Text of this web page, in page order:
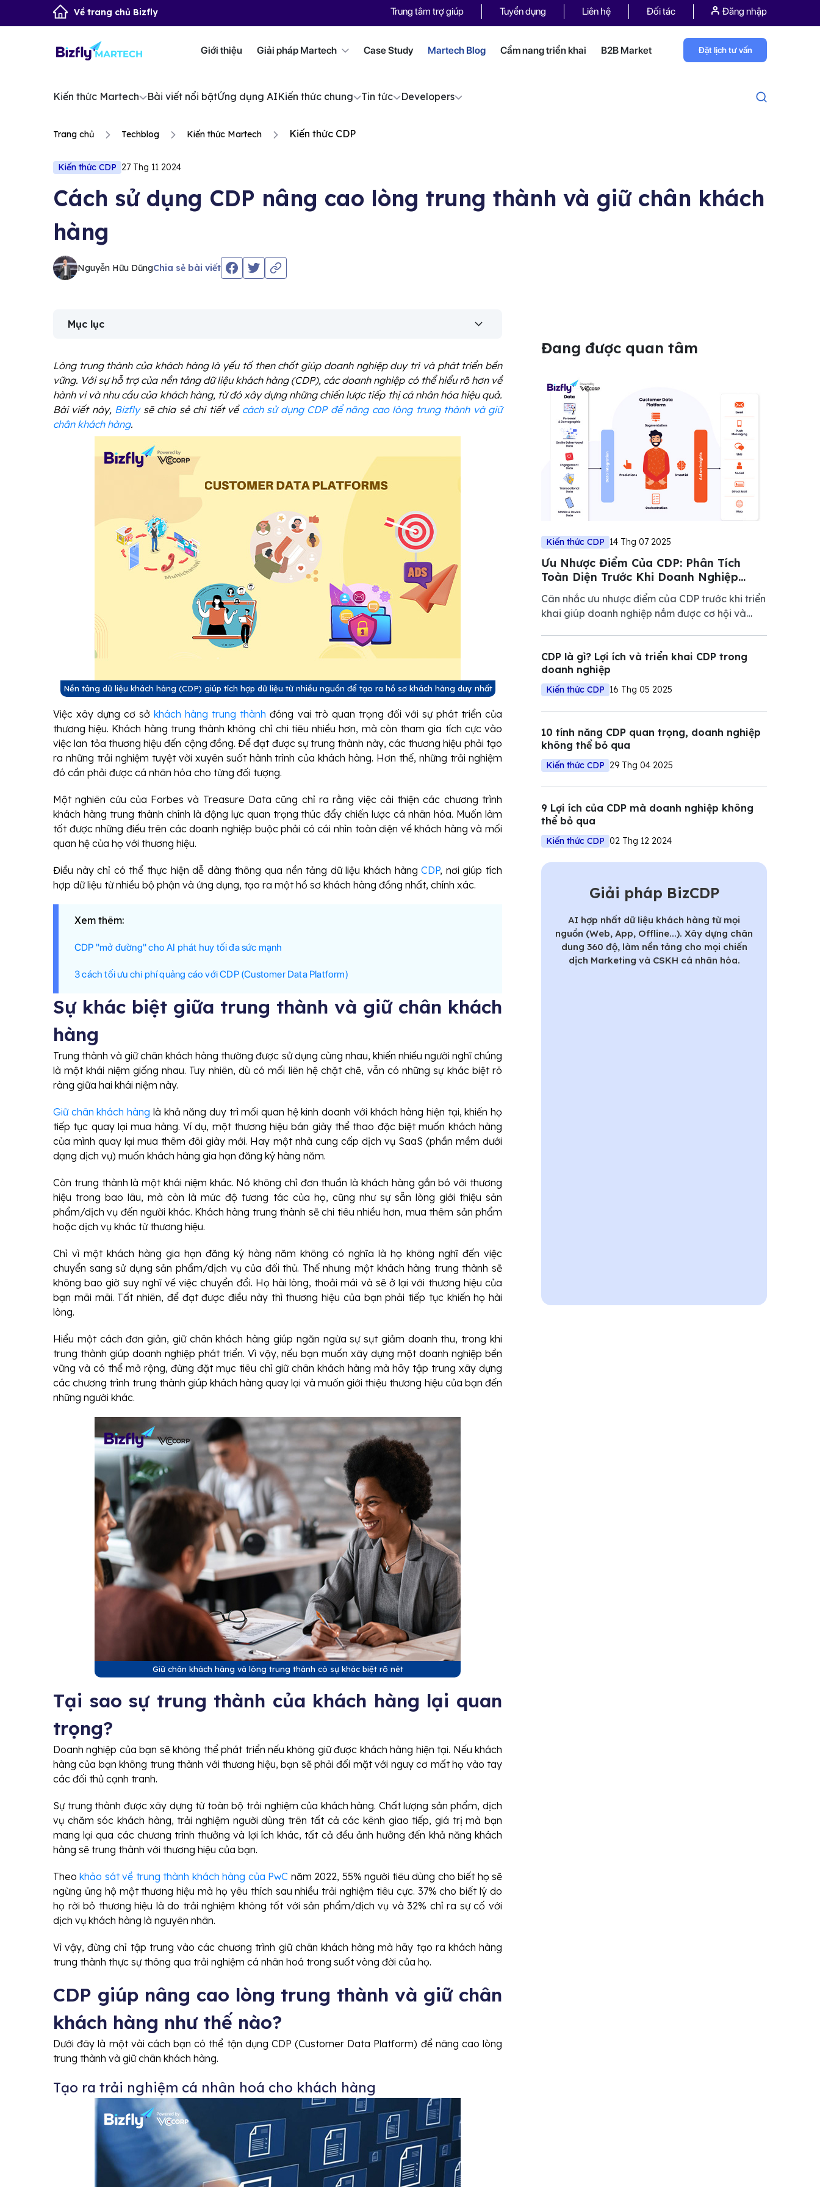
Về trang chủ Bizfly Trung tâm trợ giúp Tuyển dụng Liên hệ Đối tác Đăng nhập
Giới thiệu Giải pháp Martech Case Study Martech Blog Cẩm nang triển khai B2B Market Đặt lịch tư vấn
Kiến thức Martech Bài viết nổi bậtỨng dụng AIKiến thức chung Tin tức Developers
Trang chủ Techblog Kiến thức Martech Kiến thức CDP
Kiến thức CDP 27 Thg 11 2024
Cách sử dụng CDP nâng cao lòng trung thành và giữ chân khách
hàng
Nguyễn Hữu DũngChia sẻ bài viết
Mục lục
Lòng trung thành của khách hàng là yếu tố then chốt giúp doanh nghiệp duy trì và phát triển bền
vững. Với sự hỗ trợ của nền tảng dữ liệu khách hàng (CDP), các doanh nghiệp có thể hiểu rõ hơn về
hành vi và nhu cầu của khách hàng, từ đó xây dựng những chiến lược tiếp thị cá nhân hóa hiệu quả.
Bài viết này, Bizflysẽ chia sẻ chi tiết về cách sử dụng CDP để nâng cao lòng trung thành và giữ
chân khách hàng.
Nền tảng dữ liệu khách hàng (CDP) giúp tích hợp dữ liệu từ nhiều nguồn để tạo ra hồ sơ khách hàng duy nhất
Việc xây dựng cơ sởkhách hàng trung thành đóng vai trò quan trọng đối với sự phát triển của
thương hiệu. Khách hàng trung thành không chỉ chi tiêu nhiều hơn, mà còn tham gia tích cực vào
việc lan tỏa thương hiệu đến cộng đồng. Để đạt được sự trung thành này, các thương hiệu phải tạo
ra những trải nghiệm tuyệt vời xuyên suốt hành trình của khách hàng. Hơn thế, những trải nghiệm
đó cần phải được cá nhân hóa cho từng đối tượng.
Một nghiên cứu của Forbes và Treasure Data cũng chỉ ra rằng việc cải thiện các chương trình
khách hàng trung thành chính là động lực quan trọng thúc đẩy chiến lược cá nhân hóa. Muốn làm
tốt được những điều trên các doanh nghiệp buộc phải có cái nhìn toàn diện về khách hàng và mối
quan hệ của họ với thương hiệu.
Điều này chỉ có thể thực hiện dễ dàng thông qua nền tảng dữ liệu khách hàngCDP, nơi giúp tích
hợp dữ liệu từ nhiều bộ phận và ứng dụng, tạo ra một hồ sơ khách hàng đồng nhất, chính xác.
Xem thêm:
CDP ''mở đường'' cho AI phát huy tối đa sức mạnh
3 cách tối ưu chi phí quảng cáo với CDP (Customer Data Platform)
Sự khác biệt giữa trung thành và giữ chân khách
hàng
Trung thành và giữ chân khách hàng thường được sử dụng cùng nhau, khiến nhiều người nghĩ chúng
là một khái niệm giống nhau. Tuy nhiên, dù có mối liên hệ chặt chẽ, vẫn có những sự khác biệt rõ
ràng giữa hai khái niệm này.
Giữ chân khách hàng là khả năng duy trì mối quan hệ kinh doanh với khách hàng hiện tại, khiến họ
tiếp tục quay lại mua hàng. Ví dụ, một thương hiệu bán giày thể thao đặc biệt muốn khách hàng
của mình quay lại mua thêm đôi giày mới. Hay một nhà cung cấp dịch vụ SaaS (phần mềm dưới
dạng dịch vụ) muốn khách hàng gia hạn đăng ký hàng năm.
Còn trung thành là một khái niệm khác. Nó không chỉ đơn thuần là khách hàng gắn bó với thương
hiệu trong bao lâu, mà còn là mức độ tương tác của họ, cũng như sự sẵn lòng giới thiệu sản
phẩm/dịch vụ đến người khác. Khách hàng trung thành sẽ chi tiêu nhiều hơn, mua thêm sản phẩm
hoặc dịch vụ khác từ thương hiệu.
Chỉ vì một khách hàng gia hạn đăng ký hàng năm không có nghĩa là họ không nghĩ đến việc
chuyển sang sử dụng sản phẩm/dịch vụ của đối thủ. Thế nhưng một khách hàng trung thành sẽ
không bao giờ suy nghĩ về việc chuyển đổi. Họ hài lòng, thoải mái và sẽ ở lại với thương hiệu của
bạn mãi mãi. Tất nhiên, để đạt được điều này thì thương hiệu của bạn phải tiếp tục khiến họ hài
lòng.
Hiểu một cách đơn giản, giữ chân khách hàng giúp ngăn ngừa sự sụt giảm doanh thu, trong khi
trung thành giúp doanh nghiệp phát triển. Vì vậy, nếu bạn muốn xây dựng một doanh nghiệp bền
vững và có thể mở rộng, đừng đặt mục tiêu chỉ giữ chân khách hàng mà hãy tập trung xây dựng
các chương trình trung thành giúp khách hàng quay lại và muốn giới thiệu thương hiệu của bạn đến
những người khác.
Giữ chân khách hàng và lòng trung thành có sự khác biệt rõ nét
Tại sao sự trung thành của khách hàng lại quan
trọng?
Doanh nghiệp của bạn sẽ không thể phát triển nếu không giữ được khách hàng hiện tại. Nếu khách
hàng của bạn không trung thành với thương hiệu, bạn sẽ phải đối mặt với nguy cơ mất họ vào tay
các đối thủ cạnh tranh.
Sự trung thành được xây dựng từ toàn bộ trải nghiệm của khách hàng. Chất lượng sản phẩm, dịch
vụ chăm sóc khách hàng, trải nghiệm người dùng trên tất cả các kênh giao tiếp, giá trị mà bạn
mang lại qua các chương trình thưởng và lợi ích khác, tất cả đều ảnh hưởng đến khả năng khách
hàng sẽ trung thành với thương hiệu của bạn.
Theokhảo sát về trung thành khách hàng của PwC năm 2022, 55% người tiêu dùng cho biết họ sẽ
ngừng ủng hộ một thương hiệu mà họ yêu thích sau nhiều trải nghiệm tiêu cực. 37% cho biết lý do
họ rời bỏ thương hiệu là do trải nghiệm không tốt với sản phẩm/dịch vụ và 32% chỉ ra sự cố với
dịch vụ khách hàng là nguyên nhân.
Vì vậy, đừng chỉ tập trung vào các chương trình giữ chân khách hàng mà hãy tạo ra khách hàng
trung thành thực sự thông qua trải nghiệm cá nhân hoá trong suốt vòng đời của họ.
CDP giúp nâng cao lòng trung thành và giữ chân
khách hàng như thế nào?
Dưới đây là một vài cách bạn có thể tận dụng CDP (Customer Data Platform) để nâng cao lòng
trung thành và giữ chân khách hàng.
Tạo ra trải nghiệm cá nhân hoá cho khách hàng
Đang được quan tâm
Kiến thức CDP 14 Thg 07 2025
Ưu Nhược Điểm Của CDP: Phân Tích
Toàn Diện Trước Khi Doanh Nghiệp
triển khai
Cân nhắc ưu nhược điểm của CDP trước khi triển
khai giúp doanh nghiệp nắm được cơ hội và
CDP là gì? Lợi ích và triển khai CDP trong
doanh nghiệp
Kiến thức CDP 16 Thg 05 2025
10 tính năng CDP quan trọng, doanh nghiệp
không thể bỏ qua
Kiến thức CDP 29 Thg 04 2025
9 Lợi ích của CDP mà doanh nghiệp không
thể bỏ qua
Kiến thức CDP 02 Thg 12 2024
Giải pháp BizCDP
AI hợp nhất dữ liệu khách hàng từ mọi
nguồn (Web, App, Offline...). Xây dựng chân
dung 360 độ, làm nền tảng cho mọi chiến
dịch Marketing và CSKH cá nhân hóa.